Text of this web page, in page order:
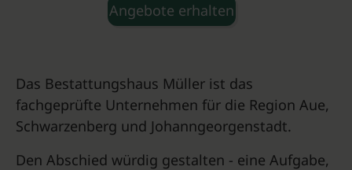
Angebote erhalten
Das Bestattungshaus Müller ist das
fachgeprüfte Unternehmen für die Region Aue,
Schwarzenberg und Johanngeorgenstadt.
Den Abschied würdig gestalten - eine Aufgabe,